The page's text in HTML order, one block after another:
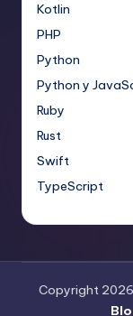
Kotlin
PHP
Python
Python y
Ruby
Rust
Swift
TypeScript
Copyright